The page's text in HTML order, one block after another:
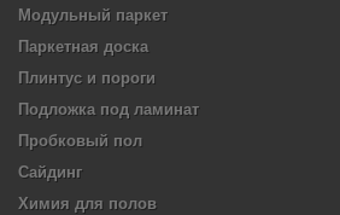
Модульный паркет
Паркетная доска
Плинтус и пороги
Подложка под ламинат
Пробковый пол
Сайдинг
Химия для полов